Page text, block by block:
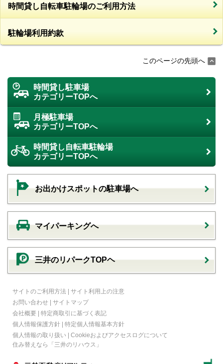
時間貸し自転車駐輪場のご利用方法
駐輪場利用約款
このページの先頭へ
時間貸し駐車場
カテゴリーTOPへ
月極駐車場
カテゴリーTOPへ
時間貸し自転車駐輪場
カテゴリーTOPへ
お出かけスポットの駐車場へ
マイパーキングへ
三井のリパークTOPヘ
サイトのご利用方法 | サイト利用上の注意
お問い合わせ | サイトマップ
会社概要 | 特定商取引に基づく表記
個人情報保護方針 | 特定個人情報基本方針
個人情報の取り扱い | Cookieおよびアクセスログについて
住み替えなら
「三井のリハウス」